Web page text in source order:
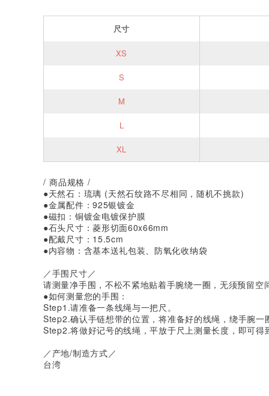
尺寸
XS
S
M
L
XL
/ 商品规格 /
●天然石：琉璃 (天然石纹路不尽相同，随机不挑款)
●金属配件：925银镀金
●磁扣：铜镀金电镀保护膜
●石头尺寸：菱形切面60x66mm
●配戴尺寸：15.5cm
●内容物：含基本送礼包装、防氧化收纳袋
／手围尺寸／
请测量净手围，不松不紧地贴着手腕绕一圈，无须预留空
●如何测量您的手围：
Step1.请准备一条线绳与一把尺。
Step2.确认手链想带的位置，将准备好的线绳，绕手腕一
Step2.将做好记号的线绳，平放于尺上测量长度，即可得
／产地/制造方式／
台湾